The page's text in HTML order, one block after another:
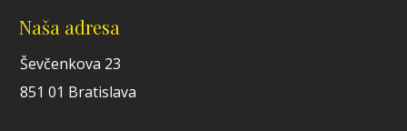
Naša adresa
Ševčenkova 23
851 01 Bratislava